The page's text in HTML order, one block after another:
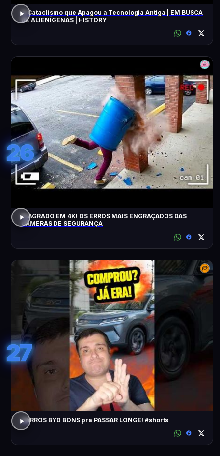
O Cataclismo que Apagou a Tecnologia Antiga | EM BUSCA
DE ALIENÍGENAS | HISTORY
26
FLAGRADO EM 4K! OS ERROS MAIS ENGRAÇADOS DAS
CÂMERAS DE SEGURANÇA
27
CARROS BYD BONS pra PASSAR LONGE! #shorts